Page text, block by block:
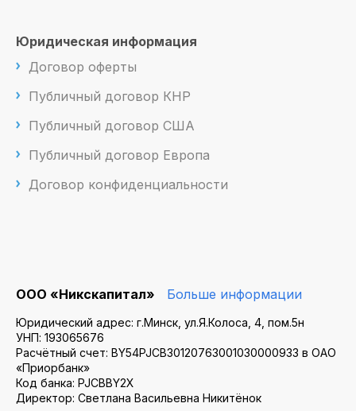
Юридическая информация
Договор оферты
Публичный договор КНР
Публичный договор США
Публичный договор Европа
Договор конфиденциальности
ООО «Никскапитал» Больше информации
Юридический адрес: г.Минск, ул.Я.Колоса, 4, пом.5н
УНП: 193065676
Расчётный счет: BY54PJCB30120763001030000933 в ОАО
«Приорбанк»
Код банка: PJCBBY2X
Директор: Светлана Васильевна Никитёнок